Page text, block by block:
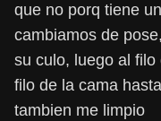
que no porq tiene
cambiamos de
su culo, luego al filo
filo de la cama
tambien me limpio